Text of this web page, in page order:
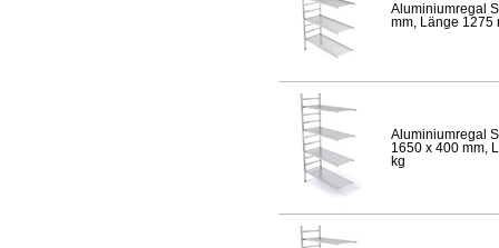
Aluminiumregal
mm, Länge 1275
Aluminiumregal
1650 x 400 mm,
kg